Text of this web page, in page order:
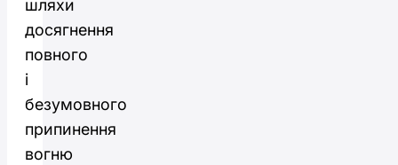
шляхи
досягнення
повного
і
безумовного
припинення
вогню